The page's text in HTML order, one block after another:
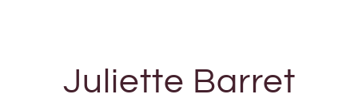
Juliette Barret